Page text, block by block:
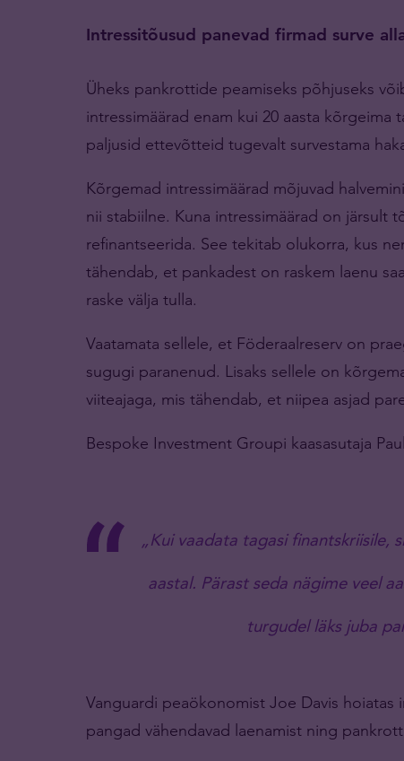
Intressitõusud panevad firmad surve
Üheks pankrottide peamiseks põhjuseks
intressimäärad enam kui 20 aasta
paljusid ettevõtteid tugevalt survestama
Kõrgemad intressimäärad mõjuvad
nii stabiilne. Kuna intressimäärad on järsult
refinantseerida. See tekitab olukorra, kus
tähendab, et pankadest on raskem laenu
raske välja tulla.
Vaatamata sellele, et Föderaalreserv on
sugugi paranenud. Lisaks sellele on
viiteajaga, mis tähendab, et niipea asjad
Bespoke Investment Groupi kaasasutaja
„Kui vaadata tagasi finantskriisile,
aastal. Pärast seda nägime veel
turgudel läks juba
Vanguardi peaökonomist Joe Davis
pangad vähendavad laenamist ning